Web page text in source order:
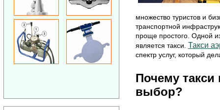
множество туристов и
транспортной
проще простого. Одной
является такси. Такси
спектр услуг, который
Почему
выбор?